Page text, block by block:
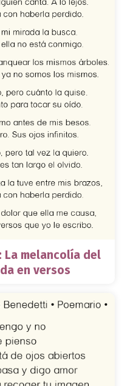
La melancolía del
en versos